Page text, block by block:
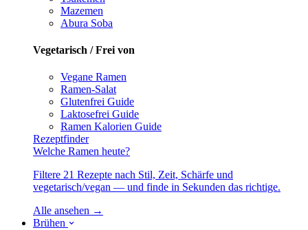
Mazemen
Abura Soba
Vegetarisch / Frei von
Vegane Ramen
Ramen-Salat
Glutenfrei Guide
Laktosefrei Guide
Ramen Kalorien Guide
Rezeptfinder
Welche Ramen heute?
Filtere 21 Rezepte nach Stil, Zeit, Schärfe und
vegetarisch/vegan — und finde in Sekunden das richtige.
Alle ansehen →
Brühen